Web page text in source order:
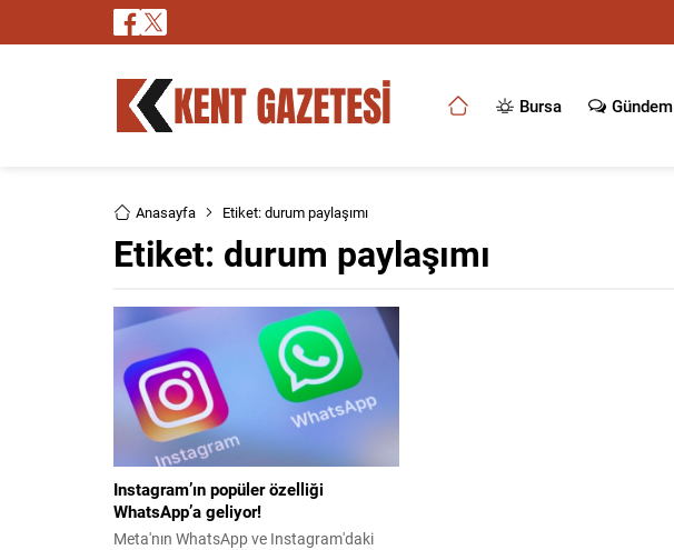
Bursa Gündem
Anasayfa Etiket: durum paylaşımı
Etiket: durum paylaşımı
Instagram’ın popüler özelliği
WhatsApp’a geliyor!
Meta'nın WhatsApp ve Instagram'daki